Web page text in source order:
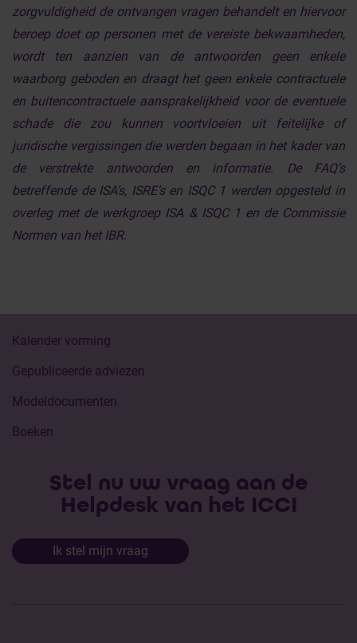
zorgvuldigheid de ontvangen vragen behandelt en hiervoor
beroep doet op personen met de vereiste bekwaamheden,
wordt ten aanzien van de antwoorden geen enkele
waarborg geboden en draagt het geen enkele contractuele
en buitencontractuele aansprakelijkheid voor de eventuele
schade die zou kunnen voortvloeien uit feitelijke of
juridische vergissingen die werden begaan in het kader van
de verstrekte antwoorden en informatie. De FAQ’s
betreffende de ISA’s, ISRE’s en ISQC 1 werden opgesteld in
overleg met de werkgroep ISA & ISQC 1 en de Commissie
Normen van het IBR.
Kalender vorming
Gepubliceerde adviezen
Modeldocumenten
Boeken
Stel nu uw vraag aan de
Helpdesk van het ICCI
Ik stel mijn vraag